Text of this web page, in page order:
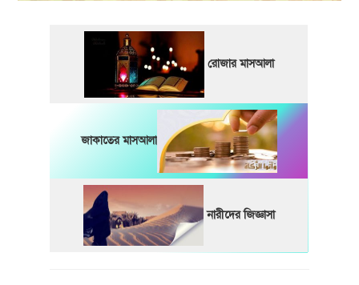
রোজার মাসআলা
জাকাতের মাসআলা
নারীদের জিজ্ঞাসা